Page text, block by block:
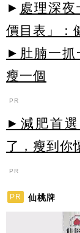
► 處理深
價目表」：
►肚腩一抓
瘦一個
PR
►減肥首選
了，瘦到你
PR
PR 仙桃牌